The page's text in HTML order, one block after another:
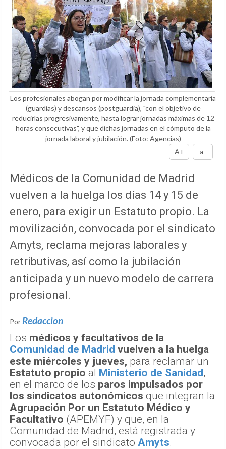
Los profesionales abogan por modificar la jornada complementaria
(guardias) y descansos (postguardia), "con el objetivo de
reducirlas progresivamente, hasta lograr jornadas máximas de 12
horas consecutivas", y que dichas jornadas en el cómputo de la
jornada laboral y jubilación.(Foto: Agencias)
A+
a-
Médicos de la Comunidad de Madrid
vuelven a la huelga los días 14 y 15 de
enero, para exigir un Estatuto propio. La
movilización, convocada por el sindicato
Amyts, reclama mejoras laborales y
retributivas, así como la jubilación
anticipada y un nuevo modelo de carrera
profesional.
Por Redaccion
Los médicos y facultativos de la
Comunidad de Madrid vuelven a la huelga
este miércoles y jueves, para reclamar un
Estatuto propio al Ministerio de Sanidad,
en el marco de los paros impulsados por
los sindicatos autonómicos que integran la
Agrupación Por un Estatuto Médico y
Facultativo (APEMYF) y que, en la
Comunidad de Madrid, está registrada y
convocada por el sindicato Amyts.